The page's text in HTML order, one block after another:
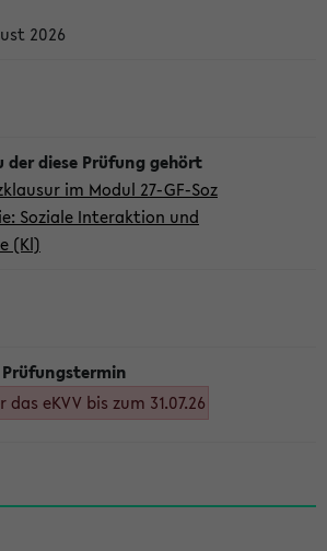
2026
im Modul 27-GF-Soz
Soziale Interaktion und
(Kl)
eKVV bis zum 31.07.26